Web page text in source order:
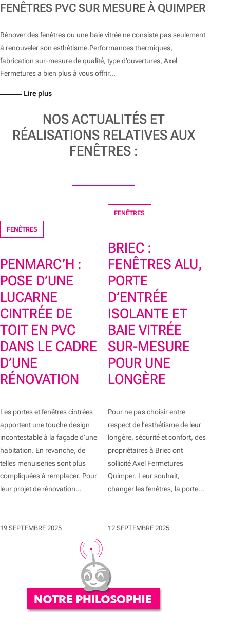
FENÊTRES PVC SUR MESURE À QUIMPER
Rénover des fenêtres ou une baie vitrée ne consiste pas seulement
à renouveler son esthétisme.Performances thermiques,
fabrication sur-mesure de qualité, type d’ouvertures, Axel
Fermetures a bien plus à vous offrir…
Lire plus
NOS ACTUALITÉS ET
RÉALISATIONS RELATIVES AUX
FENÊTRES :
FENÊTRES
PENMARC’H :
POSE D’UNE
LUCARNE
CINTRÉE DE
TOIT EN PVC
DANS LE CADRE
D’UNE
RÉNOVATION
Les portes et fenêtres cintrées
apportent une touche design
incontestable à la façade d’une
habitation. En revanche, de
telles menuiseries sont plus
compliquées à remplacer. Pour
leur projet de rénovation…
19 SEPTEMBRE 2025
FENÊTRES
BRIEC :
FENÊTRES ALU,
PORTE
D’ENTRÉE
ISOLANTE ET
BAIE VITRÉE
SUR-MESURE
POUR UNE
LONGÈRE
Pour ne pas choisir entre
respect de l’esthétisme de leur
longère, sécurité et confort, des
propriétaires à Briec ont
sollicité Axel Fermetures
Quimper. Leur souhait,
changer les fenêtres, la porte…
12 SEPTEMBRE 2025